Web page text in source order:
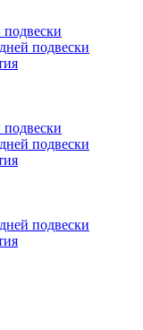
подвески
подвески
подвески